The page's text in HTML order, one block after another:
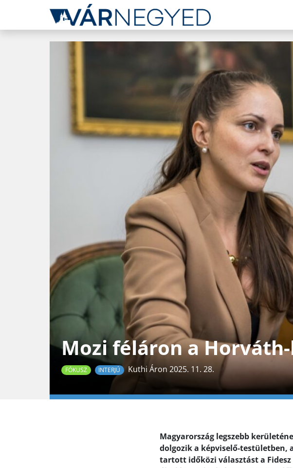
Mozi féláron a
FÓKUSZ INTERJÚ Kuthi Áron 2025. 11. 28.
Magyarország legszebb
dolgozik a képviselő-testületben,
tartott időközi választást a